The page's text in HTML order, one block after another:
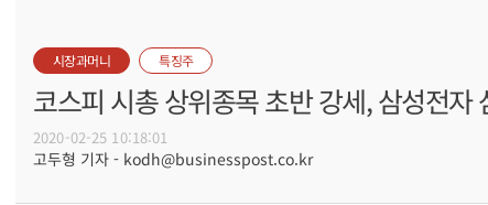
시장과머니 특징주
코스피 시총 상위종목 초반 강세, 삼성전자
2020-02-25 10:18:01
고두형 기자 - kodh@businesspost.co.kr